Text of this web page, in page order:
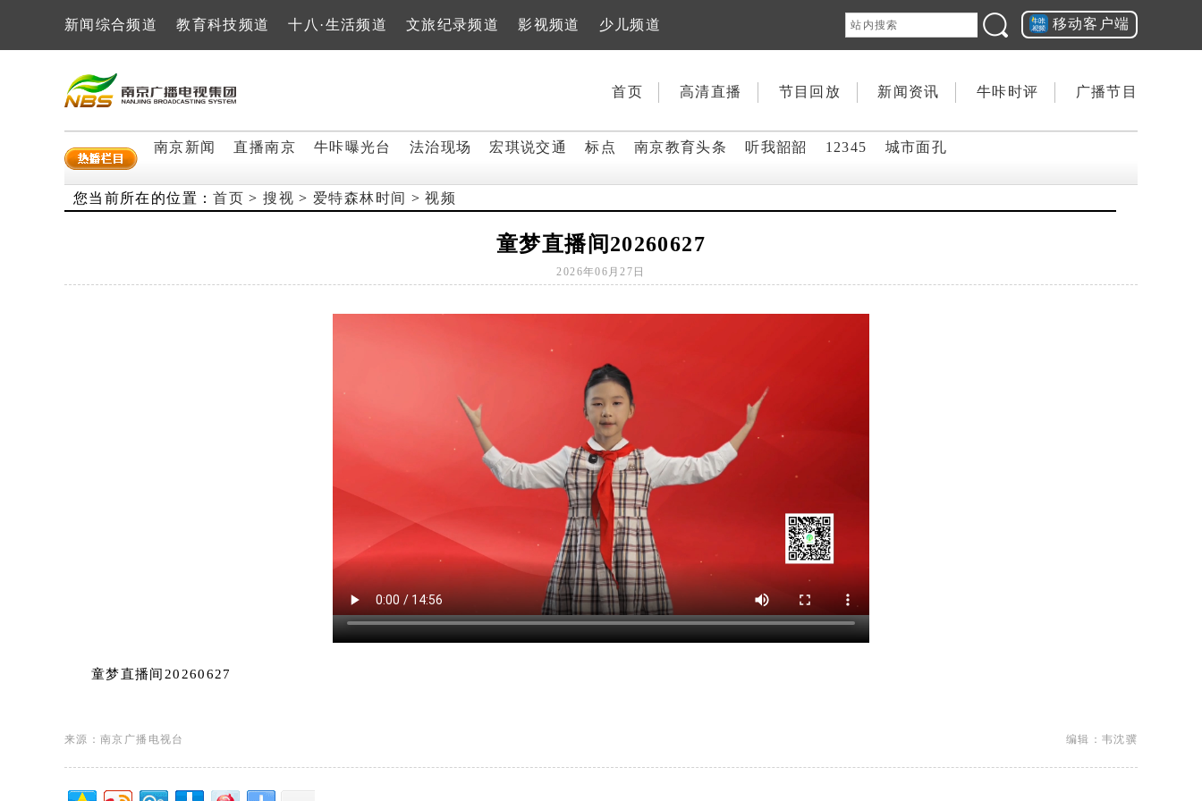
新闻综合频道 教育科技频道 十八·生活频道 文旅纪录频道 影视频道 少儿频道 移动客户端
首页 高清直播 节目回放 新闻资讯 牛咔时评 广播节目
南京新闻 直播南京 牛咔曝光台 法治现场 宏琪说交通 标点 南京教育头条 听我韶韶 12345 城市面孔
您当前所在的位置：首页 >搜视 >爱特森林时间 >视频
童梦直播间20260627
2026年06月27日
童梦直播间20260627
来源：南京广播电视台 编辑：韦沈骥